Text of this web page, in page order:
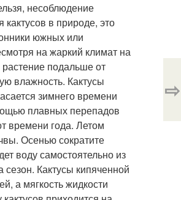
несоблюдение
кактусов в природе, это
южных или
на жаркий климат на
подальше от
влажность. Кактусы
зимнего времени
плавных перепадов
времени года. Летом
Осенью сократите
воду самостоятельно из
Кактусы кипяченной
а мягкость жидкости
⇨